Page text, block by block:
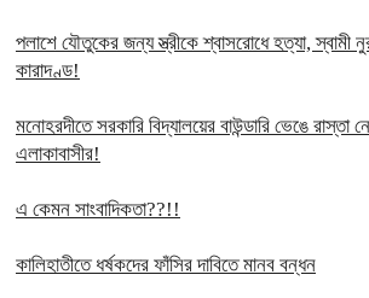
পলাশে যৌতুকের জন্য স্ত্রীকে শ্বাসরোধে হত্যা, স্বামী
কারাদণ্ড!
মনোহরদীতে সরকারি বিদ্যালয়ের বাউন্ডারি ভেঙে রাস্তা
এলাকাবাসীর!
এ কেমন সাংবাদিকতা??!!
কালিহাতীতে ধর্ষকদের ফাঁসির দাবিতে মানব বন্ধন